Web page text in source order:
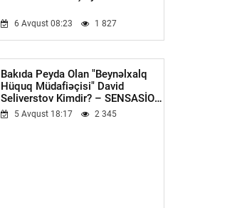
6 Avqust 08:23 1 827
Bakıda Peyda Olan "beynəlxalq
Hüquq Müdafiəçisi" David
Seliverstov Kimdir? – SENSASİON
Detallar
5 Avqust 18:17 2 345